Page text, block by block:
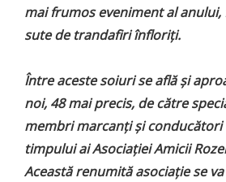
mai frumos eveniment al
sute de trandafiri înfloriți.
Între aceste soiuri se află și
noi, 48 mai precis, de către
membri marcanți și conducători
timpului ai Asociației Amicii
Această renumită asociație se